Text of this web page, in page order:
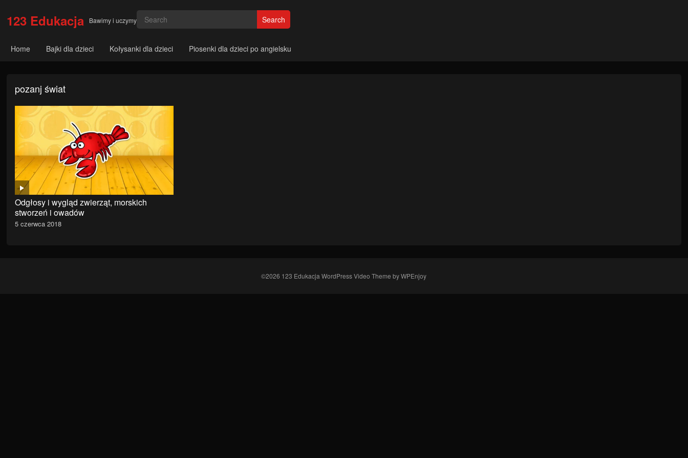
123 Edukacja Bawimy i uczymy Search
Home Bajki dla dzieci Kołysanki dla dzieci Piosenki dla dzieci po angielsku
pozanj świat
Odgłosy i wygląd zwierząt, morskich
stworzeń i owadów
5 czerwca 2018
©2026 123 EdukacjaWordPress Video Theme byWPEnjoy